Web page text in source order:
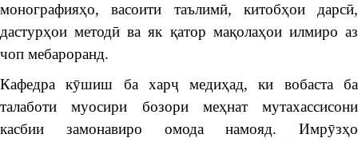
монографияҳо, васоити таълимӣ, китобҳои дарсӣ,
дастурҳои методӣ ва як қатор мақолаҳои илмиро аз
чоп мебароранд.
Кафедра кӯшиш ба харҷ медиҳад, ки вобаста ба
талаботи муосири бозори меҳнат мутахассисони
касбии замонавиро омода намояд. Имрӯзҳо